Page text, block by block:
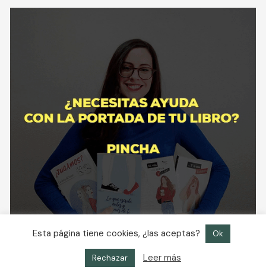
Esta página tiene cookies, ¿las aceptas? Ok
Rechazar Leer más